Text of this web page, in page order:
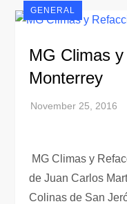
GENERAL
MG Climas
Monterrey
MG Climas y
de Juan Carlos
Colinas de San